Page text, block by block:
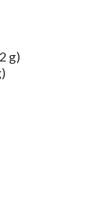
g)